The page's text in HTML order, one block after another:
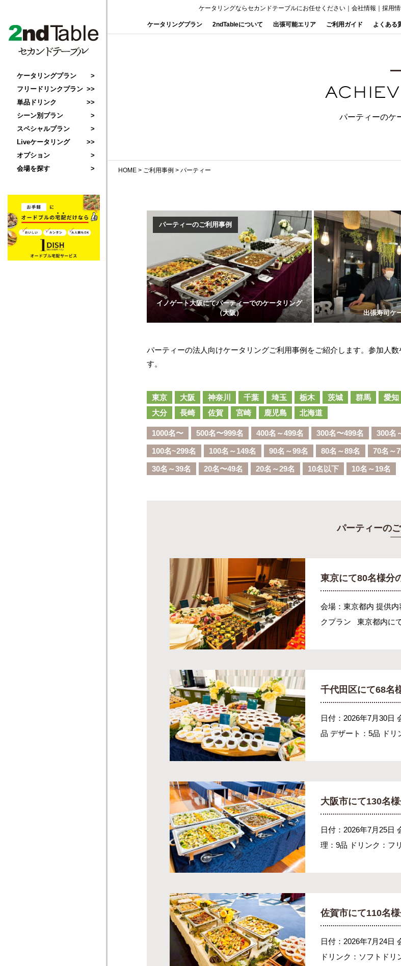
ケータリングならセカンドテーブルにお任せください 会社情報 採用
ケータリングプラン 2ndTableについて 出張可能エリア ご利用ガイド よくある
ケータリングプラン
フリードリンクプラン
単品ドリンク
シーン別プラン
スペシャルプラン
Liveケータリング
オプション
会場を探す
パーティーのケ
HOME > ご利用事例 > パーティー
パーティーのご利用事例
イノゲート大阪にてパーティーでのケータリング
（大阪）
出張寿司ケ
パーティーの法人向けケータリングご利用事例をご紹介します。参加人
す。
東京 大阪 神奈川 千葉 埼玉 栃木 茨城 群馬 愛知
大分
長崎 佐賀 宮崎 鹿児島 北海道
1000名〜 500名〜999名 400名～499名 300名〜499名 300名
100名~299名 100名～149名 90名～99名 80名～89名 70名～
30名～39名 20名〜49名 20名～29名 10名以下 10名～19名
パーティーの
東京にて80名様分
会場：東京都内 提供
クプラン 東京都内に
千代田区にて68名
日付：2026年7月30日
品 デザート：5品 ド
大阪市にて130名
日付：2026年7月25
理：9品 ドリンク：フ
佐賀市にて110名
日付：2026年7月24日
ドリンク：ソフトド